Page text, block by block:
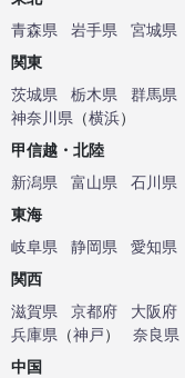
青森県
岩手県 宮城県
関東
茨城県
栃木県 群馬県
神奈川県 （横浜）
甲信越・北陸
新潟県
富山県 石川県
東海
岐阜県
静岡県 愛知県
関西
滋賀県
京都府 大阪府
兵庫県 （神戸） 奈良県
中国